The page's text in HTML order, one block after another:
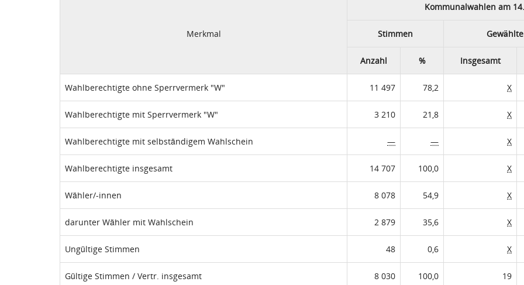
Merkmal
Kommunalwahlen am
Stimmen
Anzahl % Insgesamt
Wahlberechtigte ohne Sperrvermerk "W" 11 497 78,2 X
Wahlberechtigte mit Sperrvermerk "W" 3 210 21,8 X
Wahlberechtigte mit selbständigem Wahlschein — — X
Wahlberechtigte insgesamt 14 707 100,0 X
Wähler/-innen 8 078 54,9 X
darunter Wähler mit Wahlschein 2 879 35,6 X
Ungültige Stimmen 48 0,6 X
Gültige Stimmen / Vertr. insgesamt 8 030 100,0 19